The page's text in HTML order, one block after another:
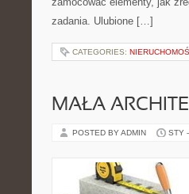
zadania. Ulubione […]
CATEGORIES:
MAŁA
POSTED BY ADMIN STY